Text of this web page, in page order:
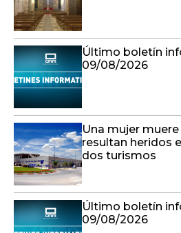
Último boletín
09/08/2026
Una mujer
resultan heridos
dos turismos
Último boletín
09/08/2026